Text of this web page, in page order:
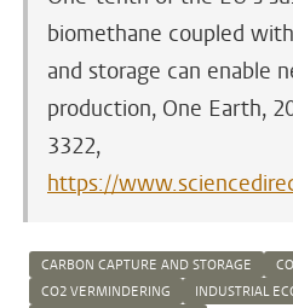
biomethane coupled
and storage can enable
production, One Earth,
3322,
https://
CARBON CAPTURE AND STORAGE
CO2 VERMINDERING
INDUSTRIAL